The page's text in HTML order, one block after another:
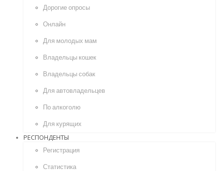
Дорогие опросы
Онлайн
Для молодых мам
Владельцы кошек
Владельцы собак
Для автовладельцев
По алкоголю
Для курящих
РЕСПОНДЕНТЫ
Регистрация
Статистика